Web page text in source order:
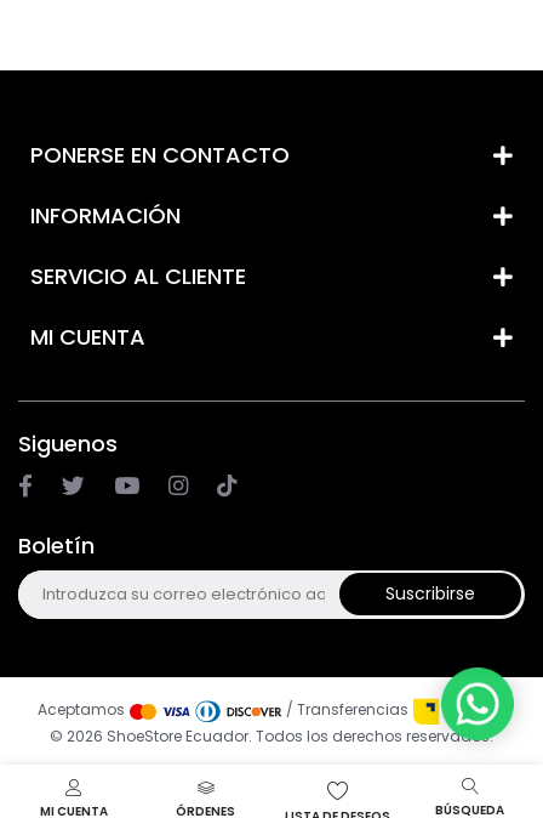
PONERSE EN CONTACTO
INFORMACIÓN
SERVICIO AL CLIENTE
MI CUENTA
Siguenos
Boletín
Suscribirse
© 2026 ShoeStore Ecuador. Todos los derechos reservados.
Aceptamos / Transferencias
MI CUENTA ÓRDENES BÚSQUEDA